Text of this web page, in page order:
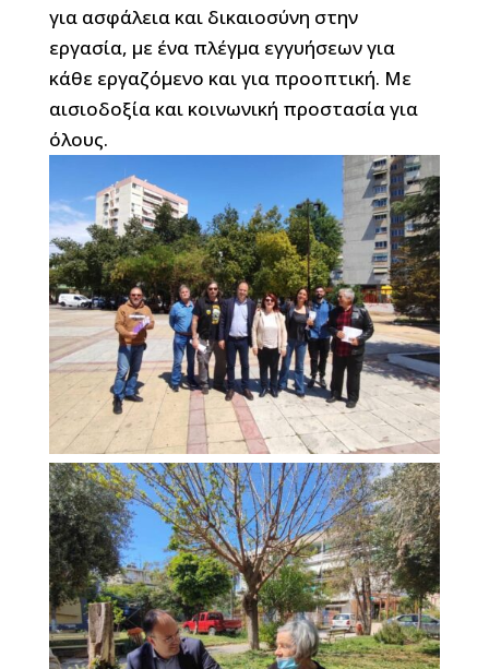
για ασφάλεια και δικαιοσύνη στην
εργασία, με ένα πλέγμα εγγυήσεων για
κάθε εργαζόμενο και για προοπτική. Με
αισιοδοξία και κοινωνική προστασία για
όλους.